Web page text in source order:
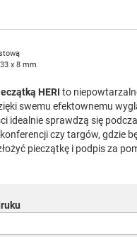
33 x 8 mm
HERI to
swemu efektownemu
idealnie sprawdzą się
czy targów, gdzie
pieczątkę i podpis za